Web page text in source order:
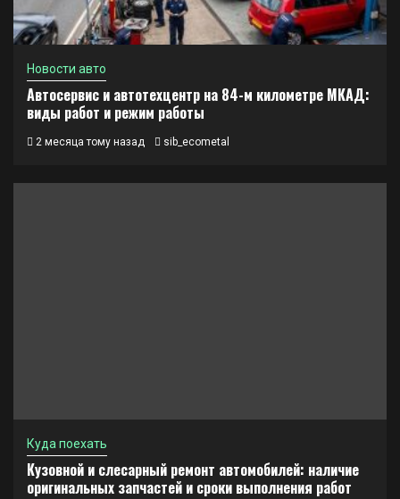
Новости авто
Автосервис и автотехцентр на 84-м километре МКАД:
виды работ и режим работы
2 месяца тому назад sib_ecometal
Куда поехать
Кузовной и слесарный ремонт автомобилей: наличие
оригинальных запчастей и сроки выполнения работ